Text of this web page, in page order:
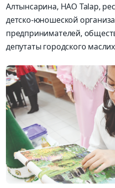
Алтынсарина, НАО Таlap,
детско-юношеской
предпринимателей,
депутаты городского